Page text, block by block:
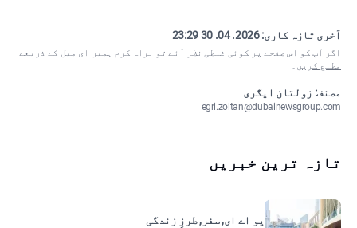
آخری تازہ کاری:2026. 04. 30 23:29
اگر آپ کو اس صفحے پر کوئی غلطی نظر آئے تو براہ کرم ہمیں ای میل کے ذریعے
مطلع کریں ۔
مصنف: زولتان ایگری
egri.zoltan@dubainewsgroup.com
تازہ ترین خبریں
یو اے ای, سفر, طرزِ زندگی